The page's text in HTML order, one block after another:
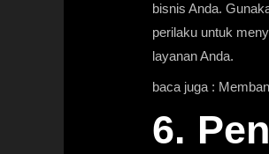
bisnis Anda.
perilaku untuk
layanan Anda.
baca juga :
6.